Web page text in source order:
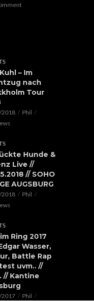
– Im
nach
Tour
2018
Phil
Hunde &
Live //
// SOHO
AUGSBURG
2018
Phil
Ring 2017
Wasser,
Battle Rap
uvm.. //
// Kantine
Phil